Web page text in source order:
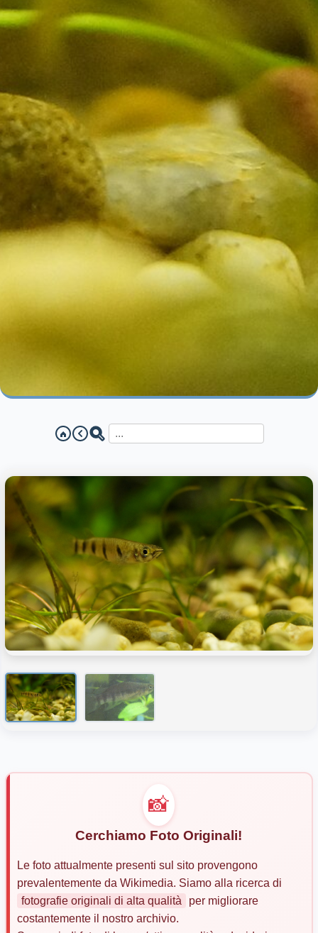
📸
Cerchiamo Foto Originali!
Le foto attualmente presenti sul sito provengono
prevalentemente da Wikimedia. Siamo alla ricerca di
fotografie originali di alta qualità
per migliorare
costantemente il nostro archivio.